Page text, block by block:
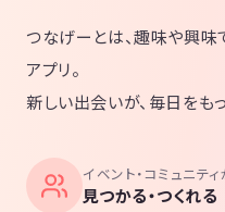
つなげーとは、趣味や興味
アプリ。
新しい出会いが、毎日をもっ
イベント・コミュニティ
見つかる・つくれる